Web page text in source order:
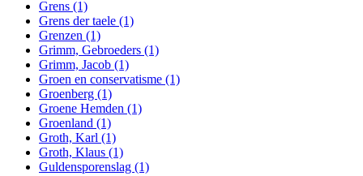
Grens (1)
Grens der taele (1)
Grenzen (1)
Grimm, Gebroeders (1)
Grimm, Jacob (1)
Groen en conservatisme (1)
Groenberg (1)
Groene Hemden (1)
Groenland (1)
Groth, Karl (1)
Groth, Klaus (1)
Guldensporenslag (1)